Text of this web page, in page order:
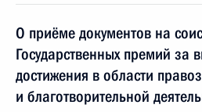
О приёме документов на
Государственных премий за
достижения в области
и благотворительной